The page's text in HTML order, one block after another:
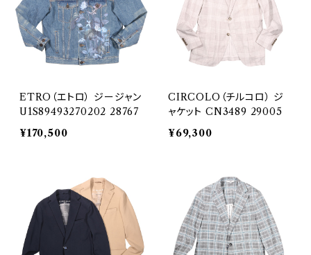
ETRO（エトロ） ジージャン
U1S89493270202 28767
¥170,500
CIRCOLO（チルコロ） ジ
ャケット CN3489 29005
¥69,300